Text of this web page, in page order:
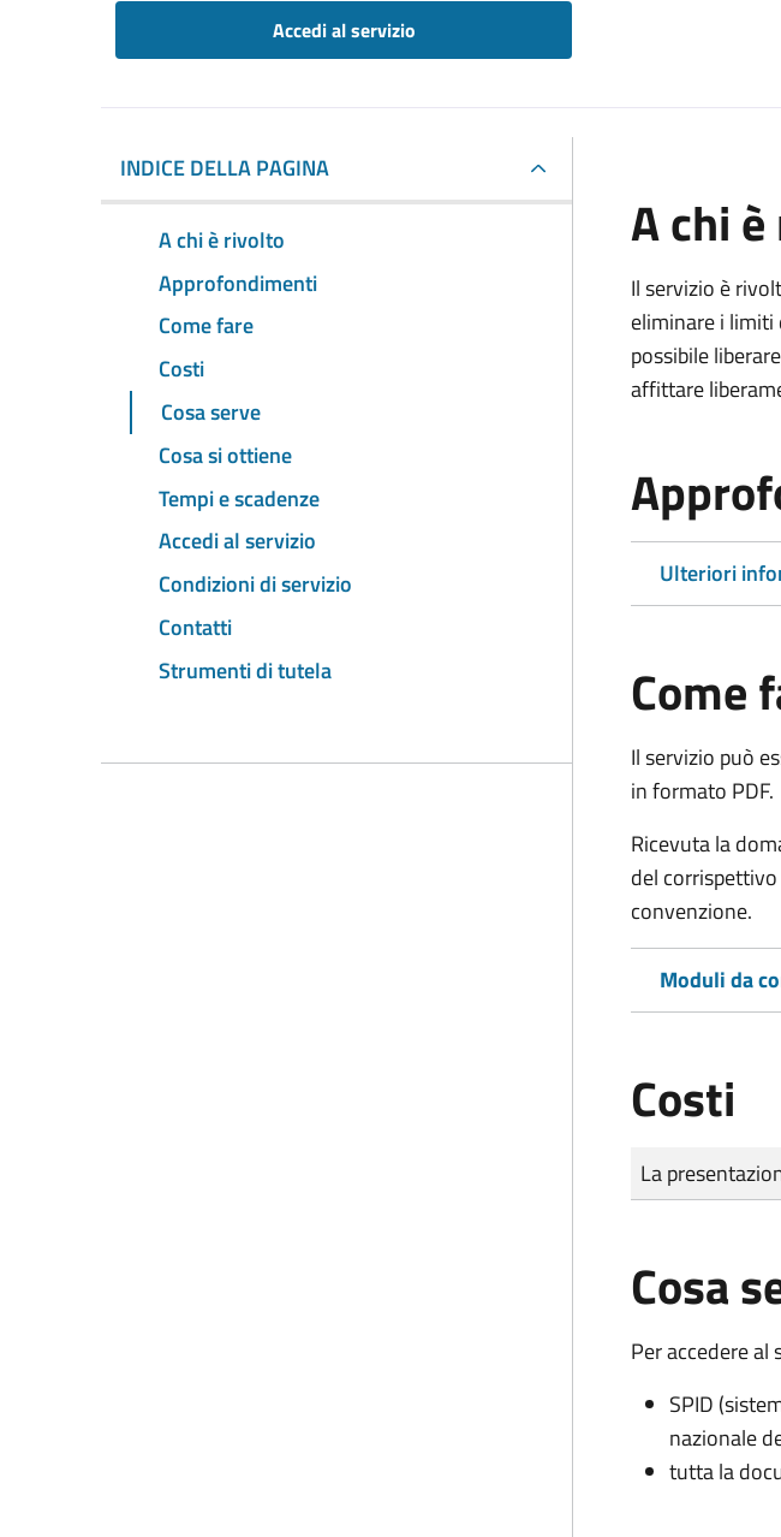
Accedi al servizio
INDICE DELLA PAGINA
A chi è rivolto
Approfondimenti
Come fare
Costi
Cosa serve
Cosa si ottiene
Tempi e scadenze
Accedi al servizio
Condizioni di servizio
Contatti
Strumenti di tutela
A chi
Il servizio è
eliminare i limiti
possibile
affittare
Ulteriori
Come
Il servizio può
in formato PDF.
Ricevuta la
del
convenzione.
Moduli da
Costi
Tipo di
Importo
La
Cosa
Per accedere al
SPID
nazionale
tutta la